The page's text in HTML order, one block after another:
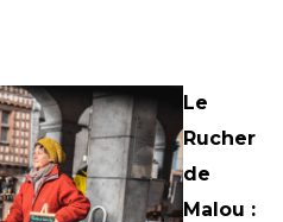
Le
Rucher
de
Malou :